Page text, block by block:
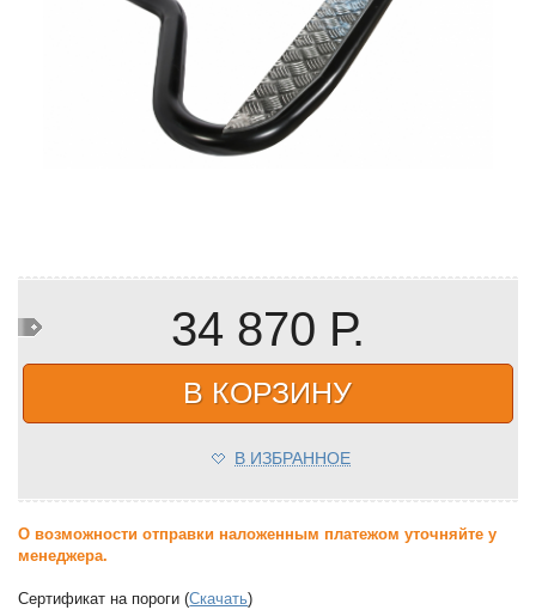
34 870 Р.
В КОРЗИНУ
В ИЗБРАННОЕ
О возможности отправки наложенным платежом уточняйте у
менеджера.
Сертификат на пороги (Скачать)